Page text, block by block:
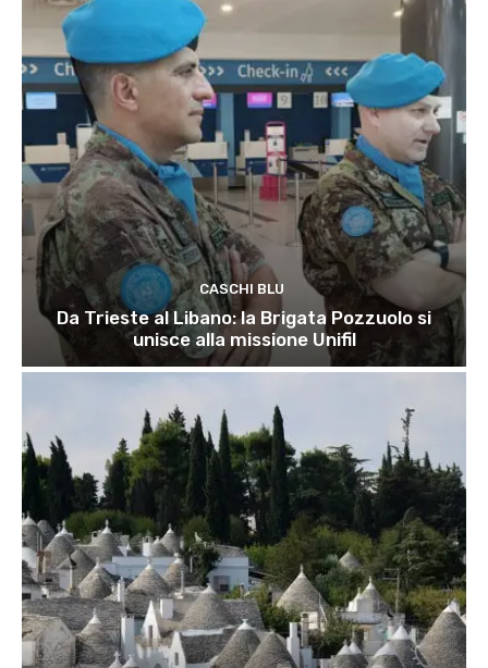
CASCHI BLU
Da Trieste al Libano: la Brigata Pozzuolo si
unisce alla missione Unifil